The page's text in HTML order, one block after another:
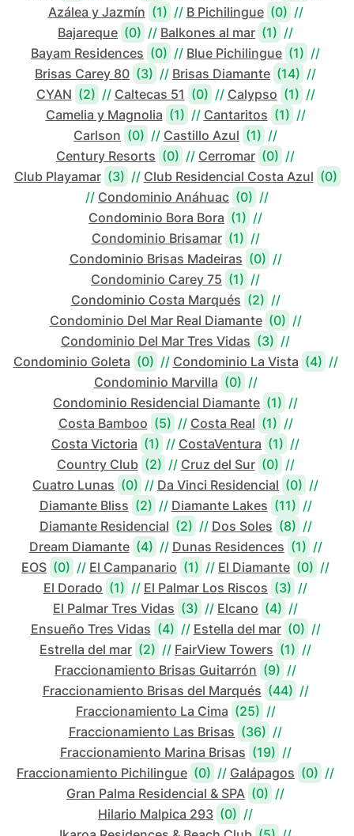
Azálea y Jazmín (1) // B Pichilingue (0) //
Bajareque (0) // Balkones al mar (1) //
Bayam Residences (0) // Blue Pichilingue (1) //
Brisas Carey 80 (3) // Brisas Diamante (14) //
CYAN (2) // Caltecas 51 (0) // Calypso (1) //
Camelia y Magnolia (1) // Cantaritos (1) //
Carlson (0) // Castillo Azul (1) //
Century Resorts (0) // Cerromar (0) //
Club Playamar (3) // Club Residencial Costa Azul (0)
// Condominio Anáhuac (0) //
Condominio Bora Bora (1) //
Condominio Brisamar (1) //
Condominio Brisas Madeiras (0) //
Condominio Carey 75 (1) //
Condominio Costa Marqués (2) //
Condominio Del Mar Real Diamante (0) //
Condominio Del Mar Tres Vidas (3) //
Condominio Goleta (0) // Condominio La Vista (4) //
Condominio Marvilla (0) //
Condominio Residencial Diamante (1) //
Costa Bamboo (5) // Costa Real (1) //
Costa Victoria (1) // CostaVentura (1) //
Country Club (2) // Cruz del Sur (0) //
Cuatro Lunas (0) // Da Vinci Residencial (0) //
Diamante Bliss (2) // Diamante Lakes (11) //
Diamante Residencial (2) // Dos Soles (8) //
Dream Diamante (4) // Dunas Residences (1) //
EOS (0) // El Campanario (1) // El Diamante (0) //
El Dorado (1) // El Palmar Los Riscos (3) //
El Palmar Tres Vidas (3) // Elcano (4) //
Ensueño Tres Vidas (4) // Estella del mar (0) //
Estrella del mar (2) // FairView Towers (1) //
Fraccionamiento Brisas Guitarrón (9) //
Fraccionamiento Brisas del Marqués (44) //
Fraccionamiento La Cima (25) //
Fraccionamiento Las Brisas (36) //
Fraccionamiento Marina Brisas (19) //
Fraccionamiento Pichilingue (0) // Galápagos (0) //
Gran Palma Residencial & SPA (0) //
Hilario Malpica 293 (0) //